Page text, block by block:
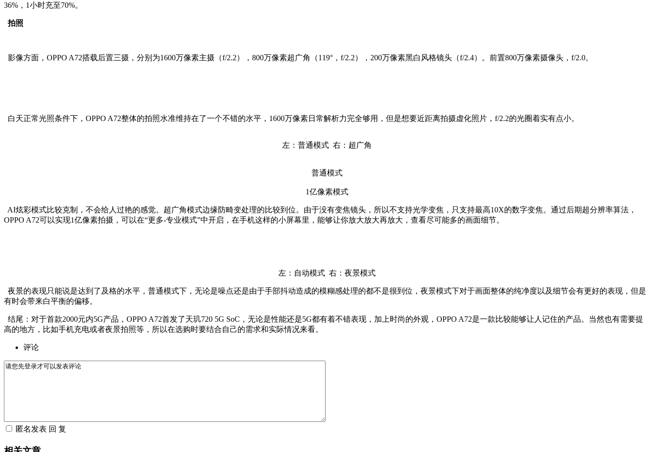
36%，1小时充至70%。
拍照
影像方面，OPPO A72搭载后置三摄，分别为1600万像素主摄（f/2.2），800万像素超广角（119°，f/2.2），200万像素黑白风格镜头（f/2.4）。前置800万像素摄像头，f/2.0。
白天正常光照条件下，OPPO A72整体的拍照水准维持在了一个不错的水平，1600万像素日常解析力完全够用，但是想要近距离拍摄虚化照片，f/2.2的光圈着实有点小。
左：普通模式 右：超广角
普通模式
1亿像素模式
AI炫彩模式比较克制，不会给人过艳的感觉。超广角模式边缘防畸变处理的比较到位。由于没有变焦镜头，所以不支持光学变焦，只支持最高10X的数字变焦。通过后期超分辨率算法，
OPPO A72可以实现1亿像素拍摄，可以在“更多-专业模式”中开启，在手机这样的小屏幕里，能够让你放大放大再放大，查看尽可能多的画面细节。
左：自动模式 右：夜景模式
夜景的表现只能说是达到了及格的水平，普通模式下，无论是噪点还是由于手部抖动造成的模糊感处理的都不是很到位，夜景模式下对于画面整体的纯净度以及细节会有更好的表现，但是
有时会带来白平衡的偏移。
结尾：对于首款2000元内5G产品，OPPO A72首发了天玑720 5G SoC，无论是性能还是5G都有着不错表现，加上时尚的外观，OPPO A72是一款比较能够让人记住的产品。当然也有需要提
高的地方，比如手机充电或者夜景拍照等，所以在选购时要结合自己的需求和实际情况来看。
评论